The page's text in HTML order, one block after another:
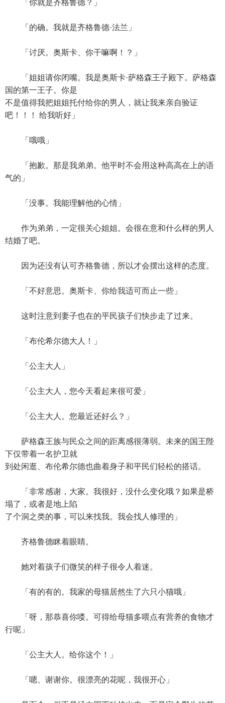
「你就是齐格鲁德？」
「的确。我就是齐格鲁德·法兰」
「讨厌。奥斯卡、你干嘛啊！？」
「姐姐请你闭嘴。我是奥斯卡·萨格森王子殿下。萨格森
国的第一王子。你是
不是值得我把姐姐托付给你的男人，就让我来亲自验证
吧！！！ 给我听好」
「哦哦」
「抱歉。那是我弟弟。他平时不会用这种高高在上的语
气的」
「没事。我能理解他的心情」
作为弟弟，一定很关心姐姐。会很在意和什么样的男人
结婚了吧。
因为还没有认可齐格鲁德，所以才会摆出这样的态度。
「不好意思。奥斯卡、你给我适可而止一些」
这时注意到妻子也在的平民孩子们快步走了过来。
「布伦希尔德大人！」
「公主大人」
「公主大人，您今天看起来很可爱」
「公主大人。您最近还好么？」
萨格森王族与民众之间的距离感很薄弱。未来的国王陛
下仅带着一名护卫就
到处闲逛、布伦希尔德也曲着身子和平民们轻松的搭话。
「非常感谢，大家。我很好，没什么变化哦？如果是桥
塌了，或者是地上陷
了个洞之类的事，可以来找我。我会找人修理的」
齐格鲁德眯着眼睛。
她对着孩子们微笑的样子很令人着迷。
「有的有的。我家的母猫居然生了六只小猫哦」
「呀，那恭喜你喽。可得给母猫多喂点有营养的食物才
行呢」
「公主大人。给你这个！」
「嗯、谢谢你。很漂亮的花呢，我很开心」